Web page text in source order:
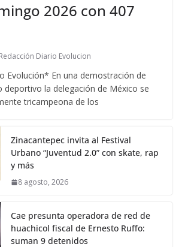
2026 con 407
Redacción Diario Evolucion
Evolución* En una demostración de
la delegación de México se
tricampeona de los
Zinacantepec invita al Festival
Urbano “Juventud 2.0” con skate, rap
y más
8 agosto, 2026
Cae presunta operadora de red de
huachicol fiscal de Ernesto Ruffo:
suman 9 detenidos